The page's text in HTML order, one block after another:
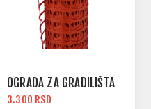
OGRADA ZA GRADILIŠTA
3.300 RSD